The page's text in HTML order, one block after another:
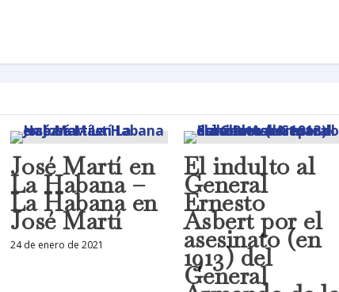
José Martí en
La Habana –
La Habana en
José Martí
24 de enero de 2021
El indulto al
General
Ernesto
Asbert por el
asesinato (en
1913) del
General